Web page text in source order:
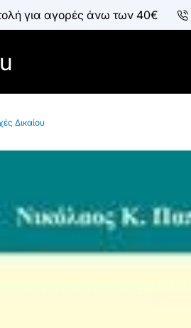
για αγορές άνω των 40€
Δικαίου